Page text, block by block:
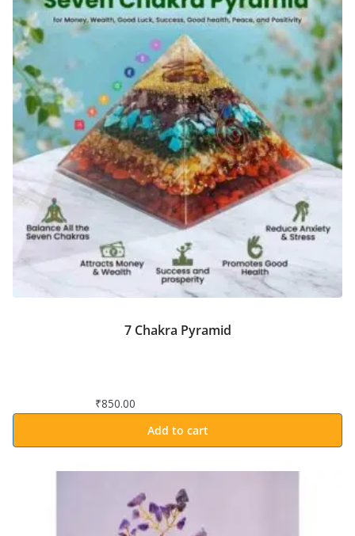
7 Chakra Pyramid
₹850.00
Add to cart